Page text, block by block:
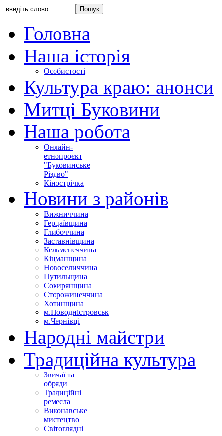
Головна
Наша історія
Особистості
Культура краю: анонси
Митці Буковини
Наша робота
Онлайн-
етнопроєкт
"Буковинське
Різдво"
Кінострічка
Новини з районів
Вижниччина
Герцаївщина
Глибоччина
Заставнівщина
Кельменеччина
Кіцманщина
Новоселиччина
Путильщина
Сокирянщина
Сторожинеччина
Хотинщина
м.Новодністровськ
м.Чернівці
Народні майстри
Традиційна культура
Звичаї та
обряди
Традиційні
ремесла
Виконавське
мистецтво
Світоглядні